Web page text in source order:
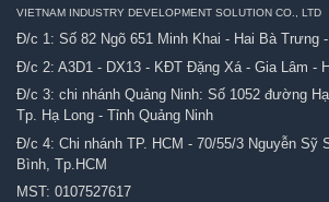
VIETNAM INDUSTRY DEVELOPMENT SOLUTION CO., LTD
Đ/c 1: Số 82 Ngõ 651 Minh Khai - Hai Bà Trưng
Đ/c 2: A3D1 - DX13 - KĐT Đặng Xá - Gia Lâm -
Đ/c 3: chi nhánh Quảng Ninh: Số 1052 đường
Tp. Hạ Long - Tỉnh Quảng Ninh
Đ/c 4: Chi nhánh TP. HCM - 70/55/3 Nguyễn Sỹ
Bình, Tp.HCM
MST: 0107527617